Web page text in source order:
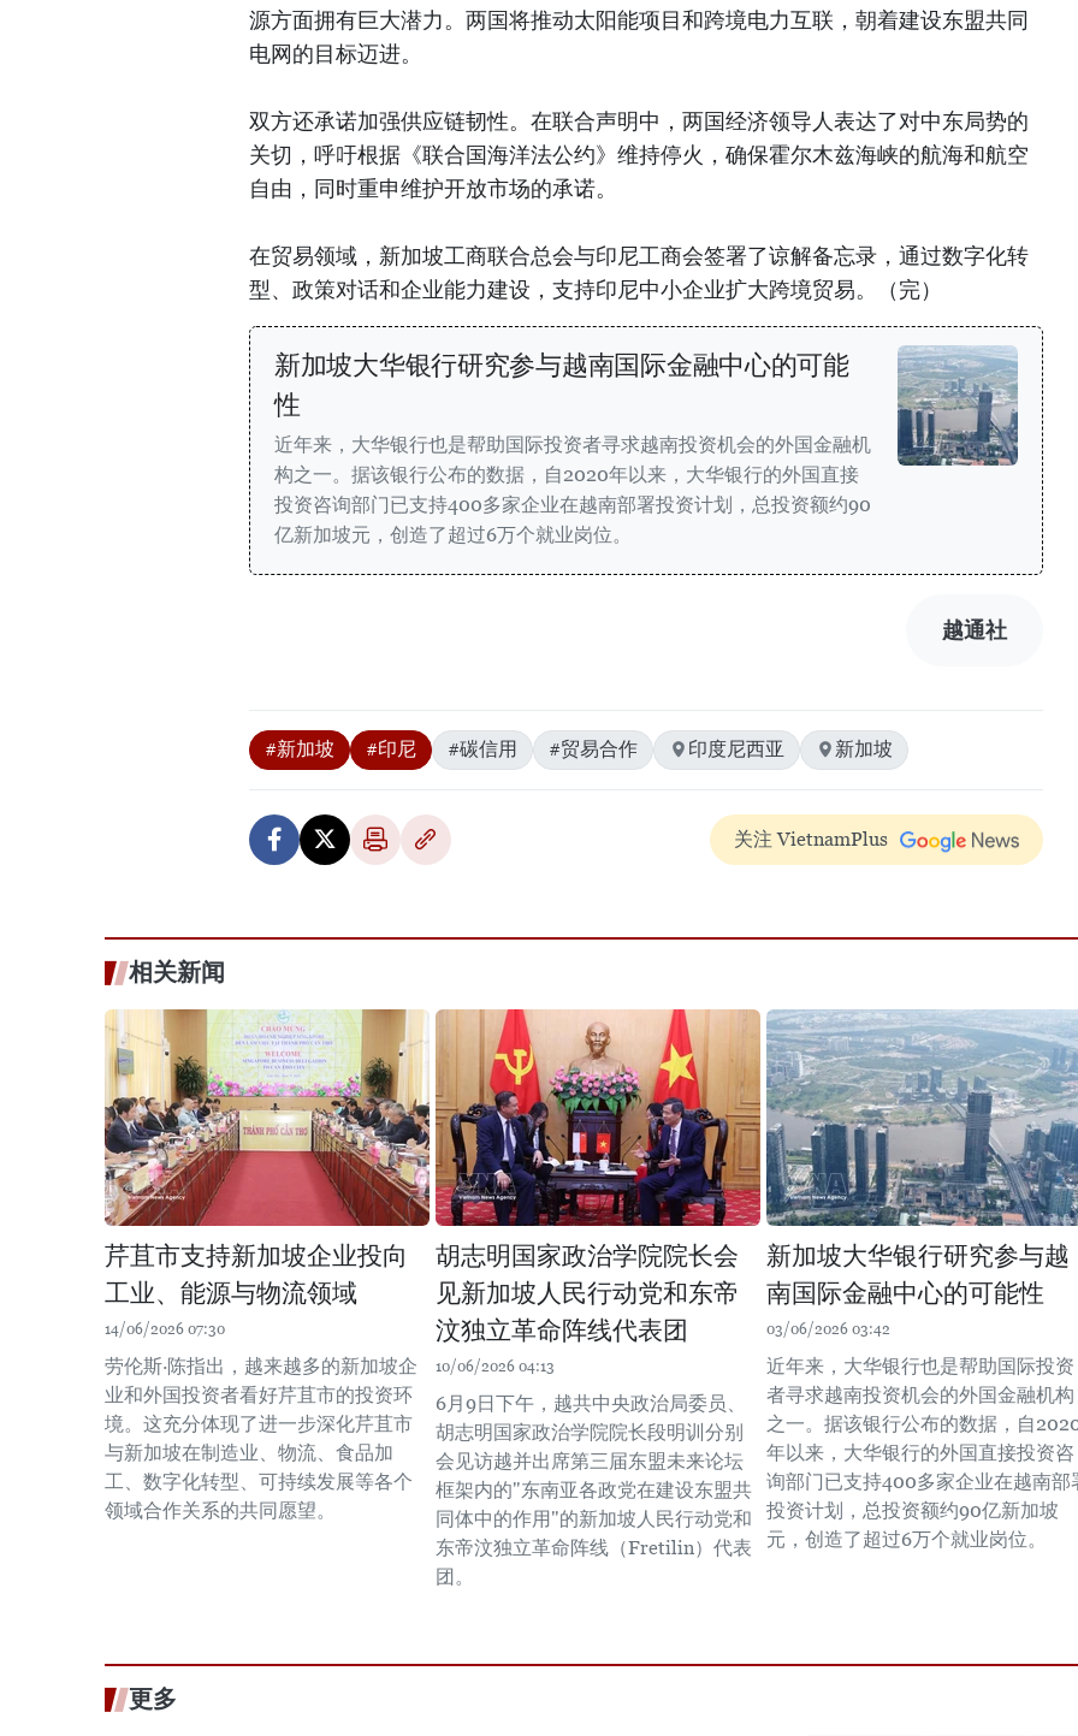
源方面拥有巨大潜力。两国将推动太阳能项目和跨境电力互联，朝着建设东盟共同
电网的目标迈进。
双方还承诺加强供应链韧性。在联合声明中，两国经济领导人表达了对中东局势的
关切，呼吁根据《联合国海洋法公约》维持停火，确保霍尔木兹海峡的航海和航空
自由，同时重申维护开放市场的承诺。
在贸易领域，新加坡工商联合总会与印尼工商会签署了谅解备忘录，通过数字化转
型、政策对话和企业能力建设，支持印尼中小企业扩大跨境贸易。（完）
新加坡大华银行研究参与越南国际金融中心的可能
性
近年来，大华银行也是帮助国际投资者寻求越南投资机会的外国金融机
构之一。据该银行公布的数据，自2020年以来，大华银行的外国直接
投资咨询部门已支持400多家企业在越南部署投资计划，总投资额约90
亿新加坡元，创造了超过6万个就业岗位。
越通社
#新加坡 #印尼 #碳信用 #贸易合作 印度尼西亚 新加坡
关注 VietnamPlus
相关新闻
芹苴市支持新加坡企业投向
工业、能源与物流领域
14/06/2026 07:30
劳伦斯·陈指出，越来越多的新加坡企
业和外国投资者看好芹苴市的投资环
境。这充分体现了进一步深化芹苴市
与新加坡在制造业、物流、食品加
工、数字化转型、可持续发展等各个
领域合作关系的共同愿望。
胡志明国家政治学院院长会
见新加坡人民行动党和东帝
汶独立革命阵线代表团
10/06/2026 04:13
6月9日下午，越共中央政治局委员、
胡志明国家政治学院院长段明训分别
会见访越并出席第三届东盟未来论坛
框架内的"东南亚各政党在建设东盟共
同体中的作用"的新加坡人民行动党和
东帝汶独立革命阵线（Fretilin）代表
团。
新加坡大华银行研究参与越
南国际金融中心的可能性
03/06/2026 03:42
近年来，大华银行也是帮助国际投资
者寻求越南投资机会的外国金融机构
之一。据该银行公布的数据，自
年以来，大华银行的外国直接投资咨
询部门已支持400多家企业在越南部
投资计划，总投资额约90亿新加坡
元，创造了超过6万个就业岗位。
更多